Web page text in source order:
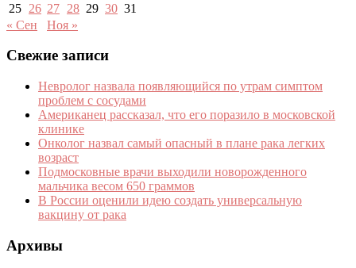
25 26 27 28 29 30 31
« Сен
Ноя »
Свежие записи
Невролог назвала появляющийся по утрам симптом
проблем с сосудами
Американец рассказал, что его поразило в московской
клинике
Онколог назвал самый опасный в плане рака легких
возраст
Подмосковные врачи выходили новорожденного
мальчика весом 650 граммов
В России оценили идею создать универсальную
вакцину от рака
Архивы